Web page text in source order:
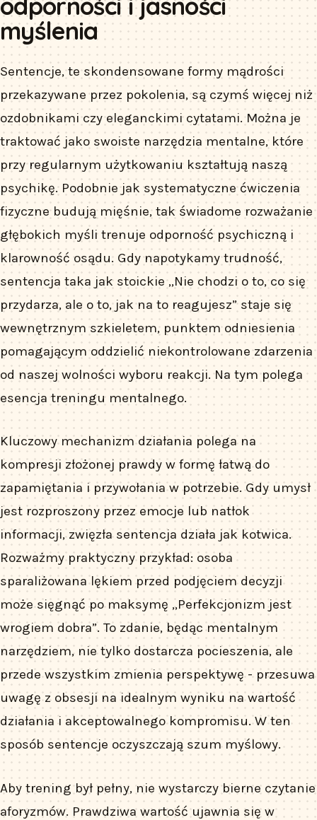
myślenia
Sentencje, te skondensowane formy mądrości
przekazywane przez pokolenia, są czymś więcej niż
ozdobnikami czy eleganckimi cytatami. Można je
traktować jako swoiste narzędzia mentalne, które
przy regularnym użytkowaniu kształtują naszą
psychikę. Podobnie jak systematyczne ćwiczenia
fizyczne budują mięśnie, tak świadome rozważanie
głębokich myśli trenuje odporność psychiczną i
klarowność osądu. Gdy napotykamy trudność,
sentencja taka jak stoickie „Nie chodzi o to, co się
przydarza, ale o to, jak na to reagujesz” staje się
wewnętrznym szkieletem, punktem odniesienia
pomagającym oddzielić niekontrolowane zdarzenia
od naszej wolności wyboru reakcji. Na tym polega
esencja treningu mentalnego.
Kluczowy mechanizm działania polega na
kompresji złożonej prawdy w formę łatwą do
zapamiętania i przywołania w potrzebie. Gdy umysł
jest rozproszony przez emocje lub natłok
informacji, zwięzła sentencja działa jak kotwica.
Rozważmy praktyczny przykład: osoba
sparaliżowana lękiem przed podjęciem decyzji
może sięgnąć po maksymę „Perfekcjonizm jest
wrogiem dobra”. To zdanie, będąc mentalnym
narzędziem, nie tylko dostarcza pocieszenia, ale
przede wszystkim zmienia perspektywę - przesuwa
uwagę z obsesji na idealnym wyniku na wartość
działania i akceptowalnego kompromisu. W ten
sposób sentencje oczyszczają szum myślowy.
Aby trening był pełny, nie wystarczy bierne czytanie
aforyzmów. Prawdziwa wartość ujawnia się w